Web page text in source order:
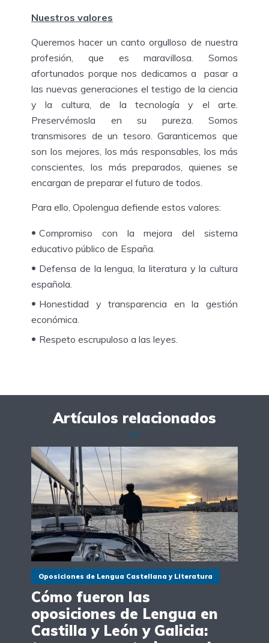
Nuestros valores
Queremos hacer un canto orgulloso de nuestra
profesión, que es maravillosa. Somos
afortunados porque nos dedicamos a pasar a
las nuevas generaciones el testigo de la ciencia
y la cultura, de la tecnología y el arte.
Preservémosla en su pureza. Somos
transmisores de un tesoro. Garanticemos que
son los mejores, los más responsables, los más
conscientes, los más preparados, quienes se
encargan de preparar el futuro de todos.
Para ello, Opolengua defiende estos valores:
Compromiso con la mejora del sistema
educativo público de España.
Defensa de la lengua, la literatura y la cultura
española.
Honestidad y transparencia en la gestión
económica.
Respeto escrupuloso a las leyes.
Artículos relacionados
Oposiciones de Lengua Castellana y Literatura
Cómo fueron las
oposiciones de Lengua en
Castilla y León y Galicia: